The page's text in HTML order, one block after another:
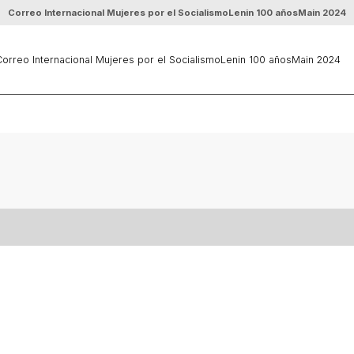
Correo Internacional Mujeres por el SocialismoLenin 100 añosMain 2024
Internacional Mujeres por el SocialismoLenin 100 añosMain 2024